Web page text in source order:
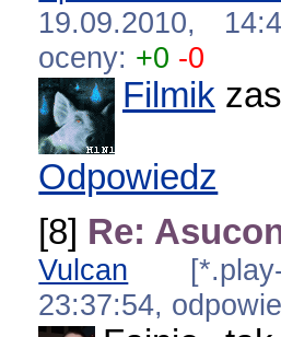
19.09.2010,
oceny: +0 -0
Filmik
Odpowiedz
[8] Re:
Vulcan [*.play-
23:37:54,